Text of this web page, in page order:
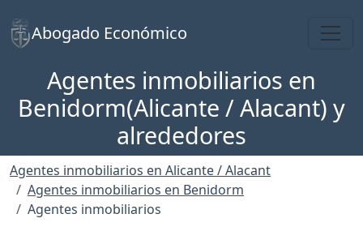
Abogado Económico
Agentes inmobiliarios en
Benidorm(Alicante / Alacant) y
alrededores
Agentes inmobiliarios en Alicante / Alacant
Agentes inmobiliarios en Benidorm
Agentes inmobiliarios